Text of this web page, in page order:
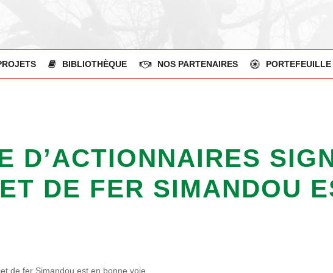
BIBLIOTHÈQUE NOS PARTENAIRES PORTEFEUILLE
D’ACTIONNAIRES
DE FER SIMANDOU
de fer Simandou est en bonne voie